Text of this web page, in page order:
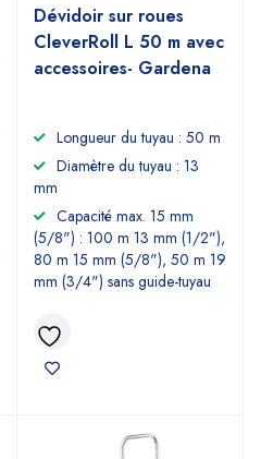
Dévidoir sur roues
CleverRoll L 50 m avec
accessoires- Gardena
Longueur du tuyau : 50 m
Diamètre du tuyau : 13
mm
Capacité max. 15 mm
(5/8") : 100 m 13 mm (1/2"),
80 m 15 mm (5/8"), 50 m 19
mm (3/4") sans guide-tuyau